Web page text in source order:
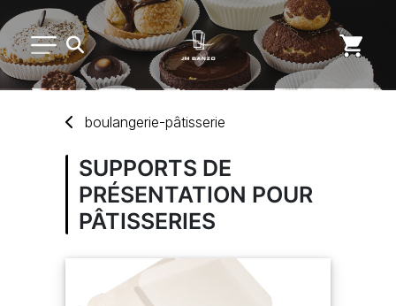
ARTS DE LA TABLE
USAGE UNIQUE
MARQUES
boulangerie-pâtisserie
SUPPORTS DE
PRÉSENTATION POUR
PÂTISSERIES